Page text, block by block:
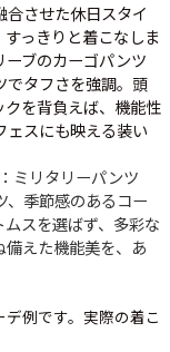
させた休日スタイ
っきりと着こなしま
ブのカーゴパンツ
でタフさを強調。頭
を背負えば、機能性
ェスにも映える装い
ミリタリーパンツ
、季節感のあるコー
スを選ばず、多彩な
えた機能美を、あ
例です。実際の着こ